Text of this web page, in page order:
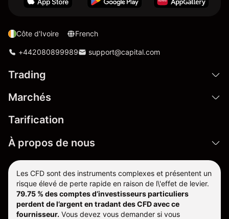
Côte d'Ivoire French
+442080899989 support@capital.com
Trading
Marchés
Tarification
À propos de nous
Les CFD sont des instruments complexes et présentent un
risque élevé de perte rapide en raison de l\'effet de levier.
79.75 % des comptes d’investisseurs particuliers
perdent de l’argent en tradant des CFD avec ce
fournisseur. Vous devez vous demander si vous